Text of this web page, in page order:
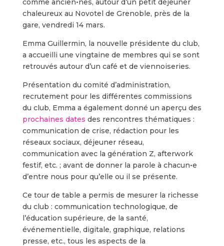
comme ancien•nes, autour d’un petit déjeuner
chaleureux au Novotel de Grenoble, près de la
gare, vendredi 14 mars.
Emma Guillermin, la nouvelle présidente du club,
a accueilli une vingtaine de membres qui se sont
retrouvés autour d’un café et de viennoiseries.
Présentation du comité d’administration,
recrutement pour les différentes commissions
du club, Emma a également donné un aperçu des
prochaines dates des rencontres thématiques :
communication de crise, rédaction pour les
réseaux sociaux, déjeuner réseau,
communication avec la génération Z, afterwork
festif, etc. ; avant de donner la parole à chacun•e
d’entre nous pour qu’elle ou il se présente.
Ce tour de table a permis de mesurer la richesse
du club : communication technologique, de
l’éducation supérieure, de la santé,
événementielle, digitale, graphique, relations
presse, etc., tous les aspects de la